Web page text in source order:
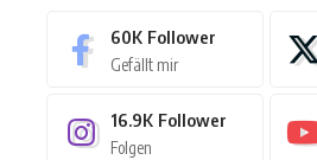
60K Follower
Gefällt mir
16.9K Follower
Folgen